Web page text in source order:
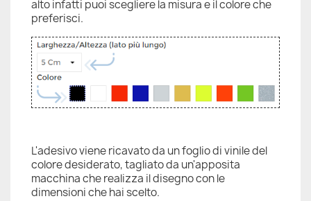
alto infatti puoi scegliere la misura e il colore che
preferisci.
L'adesivo viene ricavato da un foglio di vinile del
colore desiderato, tagliato da un'apposita
macchina che realizza il disegno con le
dimensioni che hai scelto.